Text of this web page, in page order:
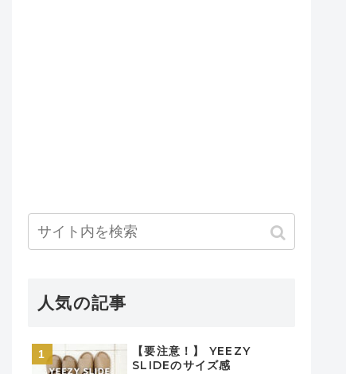
人気の記事
【要注意！】 YEEZY
SLIDEのサイズ感